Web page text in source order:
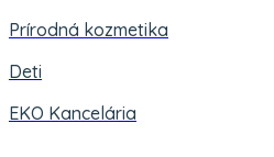
Prírodná kozmetika
Deti
EKO Kancelária